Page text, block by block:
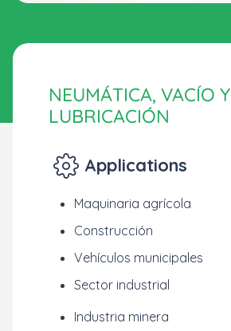
NEUMÁTICA, VACÍO Y
LUBRICACIÓN
Applications
Maquinaria agrícola
Construcción
Vehículos municipales
Sector industrial
Industria minera